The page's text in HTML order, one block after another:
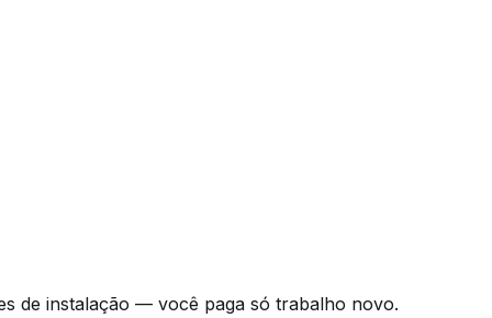
de instalação — você paga só trabalho novo.